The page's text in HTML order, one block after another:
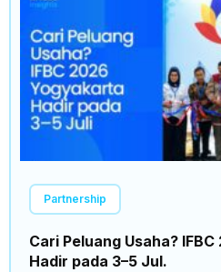
Partnership
Cari Peluang Usaha?
Hadir pada 3–5 Jul.